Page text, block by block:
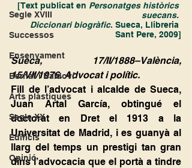
Segle XVIII
Successos
Ensenyament
Bernat i Baldoví
Arts plàstiques
Segle XX
Edificis
Opinió
[Text publicat en Personatges històrics
suecans.
Diccionari biogràfic. Sueca, Llibreria
Sant Pere, 2009]
Sueca, 17/II/1888–València,
15/VII/1976. Advocat i polític.
Fill de l’advocat i alcalde de Sueca,
Juan Artal García, obtingué el
doctorat en Dret el 1913 a la
Universitat de Madrid, i es guanyà al
llarg del temps un prestigi tan gran
dins l’advocacia que el portà a tindre